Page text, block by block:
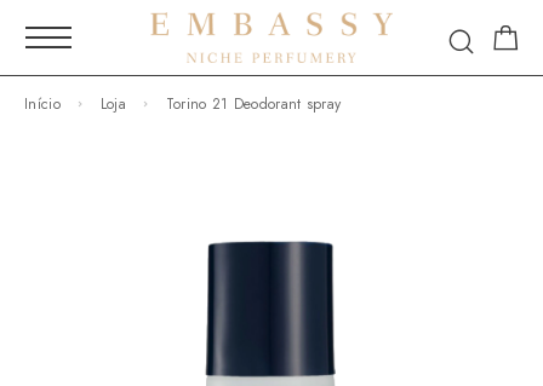
Início Loja Torino 21 Deodorant spray